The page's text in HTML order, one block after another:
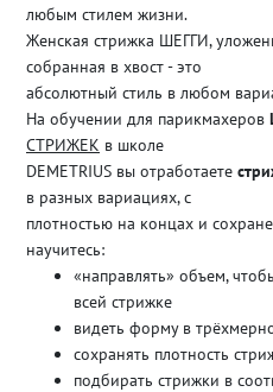
любым стилем жизни.
Женская стрижка ШЕГГИ,
собранная в хвост - это
абсолютный стиль в любом
На обучении для парикмахеров
СТРИЖЕК в школе
DEMETRIUS вы отработаете
в разных вариациях, с
плотностью на концах и
научитесь:
«направлять» объем,
всей стрижке
видеть форму в
сохранять плотность
подбирать стрижки в